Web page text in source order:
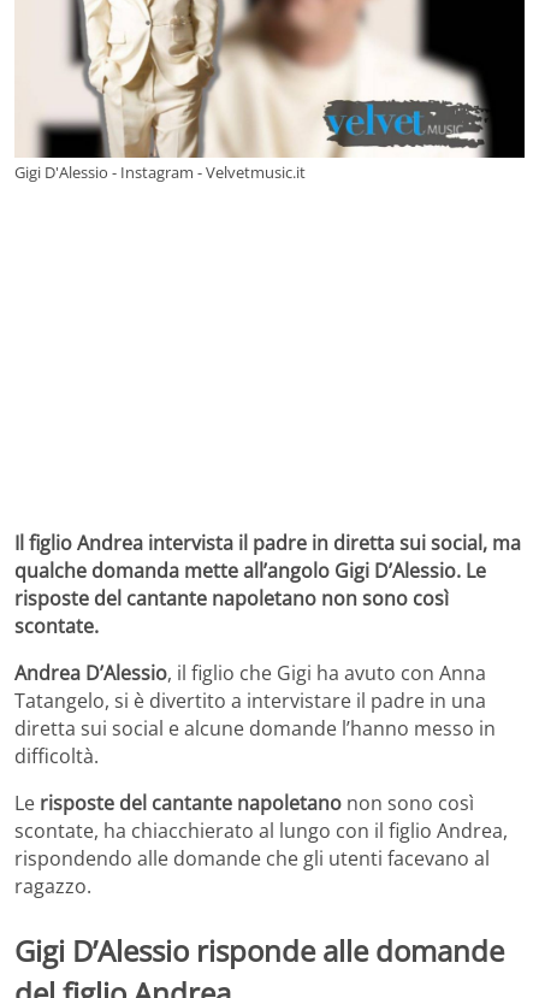
Gigi D'Alessio - Instagram - Velvetmusic.it
Il figlio Andrea intervista il padre in diretta sui social, ma
qualche domanda mette all’angolo Gigi D’Alessio. Le
risposte del cantante napoletano non sono così
scontate.
Andrea D’Alessio, il figlio che Gigi ha avuto con Anna
Tatangelo, si è divertito a intervistare il padre in una
diretta sui social e alcune domande l’hanno messo in
difficoltà.
Le risposte del cantante napoletano non sono così
scontate, ha chiacchierato al lungo con il figlio Andrea,
rispondendo alle domande che gli utenti facevano al
ragazzo.
Gigi D’Alessio risponde alle domande